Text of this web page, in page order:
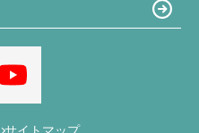
サイトマップ